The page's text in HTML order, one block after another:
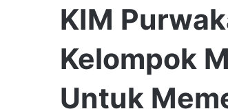
KIM
Kelompok
Untuk